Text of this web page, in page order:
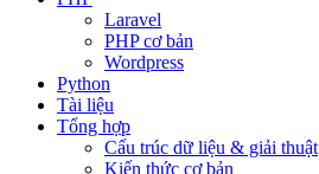
Laravel
PHP cơ bản
Wordpress
Python
Tài liệu
Tổng hợp
Cấu trúc dữ liệu & giải thuật
Kiến thức cơ bản